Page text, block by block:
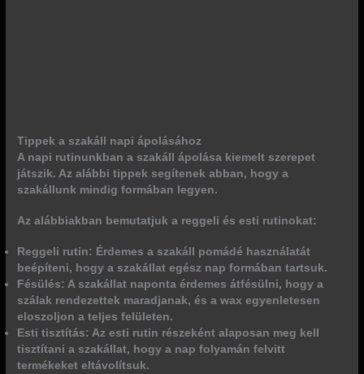
Tippek a szakáll napi ápolásához
A napi rutinunkban a szakáll ápolása kiemelt szerepet
játszik. Az alábbi tippek segítenek abban, hogy a
szakállunk mindig formában legyen.
Az alábbiakban bemutatjuk a reggeli és esti rutinokat:
Reggeli rutin: Érdemes a szakáll pomádé használatát
beépíteni, hogy a szakállat egész nap formában tartsuk.
Fésülés: A szakállat naponta érdemes átfésülni, hogy a
szálak rendezettek maradjanak, és a wax egyenletesen
eloszoljon a teljes felületen.
Esti tisztítás: Az esti rutin részeként alaposan meg kell
tisztítani a szakállat, hogy a nap folyamán felvitt
termékeket eltávolítsuk.